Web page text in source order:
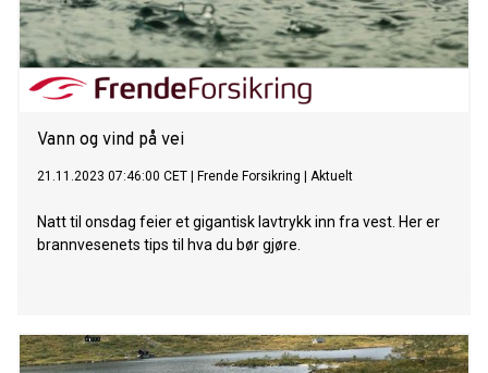
Vann og vind på vei
21.11.2023 07:46:00 CET Frende Forsikring Aktuelt
Natt til onsdag feier et gigantisk lavtrykk inn fra vest. Her er
brannvesenets tips til hva du bør gjøre.